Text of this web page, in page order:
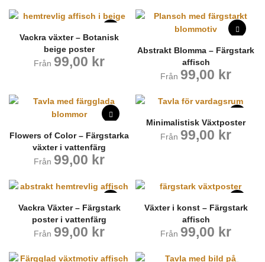
Vackra växter – Botanisk
beige poster
Från 99,00 kr
Abstrakt Blomma – Färgstark
affisch
Från 99,00 kr
Flowers of Color – Färgstarka
växter i vattenfärg
Från 99,00 kr
Minimalistisk Växtposter
Från 99,00 kr
Vackra Växter – Färgstark
poster i vattenfärg
Från 99,00 kr
Växter i konst – Färgstark
affisch
Från 99,00 kr